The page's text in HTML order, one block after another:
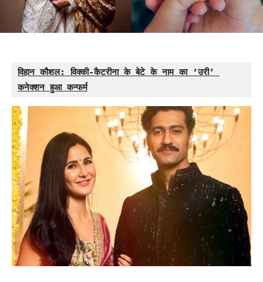
विहान कौशल: विक्की-कैटरीना के बेटे के नाम का ‘उरी’
कनेक्शन हुआ कन्फर्म